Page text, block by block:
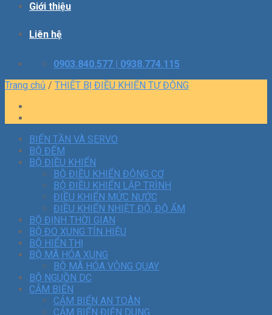
Giới thiệu
Liên hệ
0903.840.577 | 0938.774.115
Trang chủ / THIẾT BỊ ĐIỀU KHIỂN TỰ ĐỘNG
BIẾN TẦN VÀ SERVO
BỘ ĐẾM
BỘ ĐIỀU KHIỂN
BỘ ĐIỀU KHIỂN ĐỘNG CƠ
BỘ ĐIỀU KHIỂN LẬP TRÌNH
ĐIỀU KHIỂN MỨC NƯỚC
ĐIỀU KHIỂN NHIỆT ĐỘ, ĐỘ ẨM
BỘ ĐỊNH THỜI GIAN
BỘ ĐO XUNG TÍN HIỆU
BỘ HIỂN THỊ
BỘ MÃ HÓA XUNG
BỘ MÃ HÓA VÒNG QUAY
BỘ NGUỒN DC
CẢM BIẾN
CẢM BIẾN AN TOÀN
CẢM BIẾN ĐIỆN DUNG